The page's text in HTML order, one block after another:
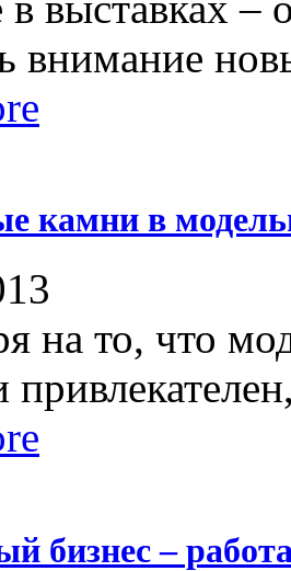
внимание
камни в
на то, что
бизнес –